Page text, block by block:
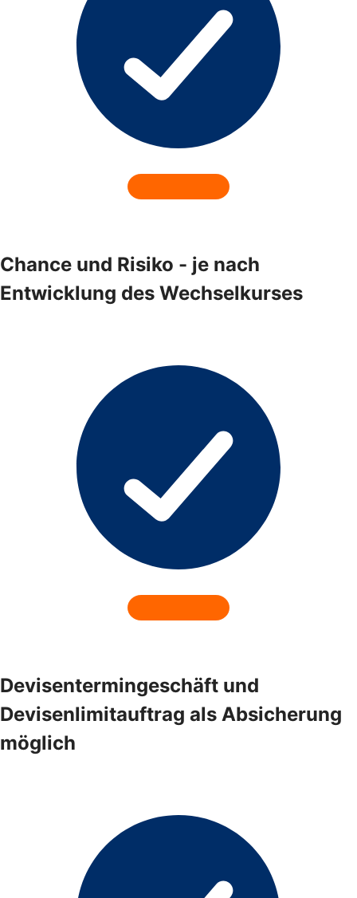
Chance und Risiko - je nach
Entwicklung des Wechselkurses
Devisentermingeschäft und
Devisenlimitauftrag als Absicherung
möglich